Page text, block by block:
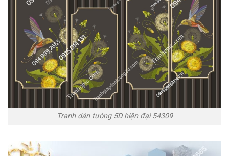
Tranh dán tường 5D hiện đại 54309